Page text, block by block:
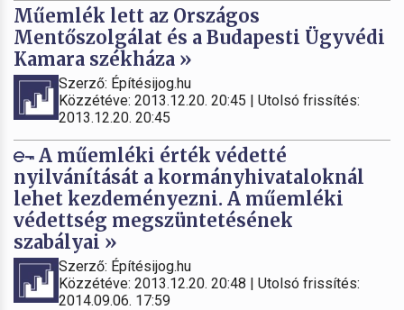
Műemlék lett az Országos
Mentőszolgálat és a Budapesti Ügyvédi
Kamara székháza »
Szerző: Építésijog.hu
Közzétéve: 2013.12.20. 20:45 | Utolsó frissítés:
2013.12.20. 20:45
A műemléki érték védetté
nyilvánítását a kormányhivataloknál
lehet kezdeményezni. A műemléki
védettség megszüntetésének
szabályai »
Szerző: Építésijog.hu
Közzétéve: 2013.12.20. 20:48 | Utolsó frissítés:
2014.09.06. 17:59